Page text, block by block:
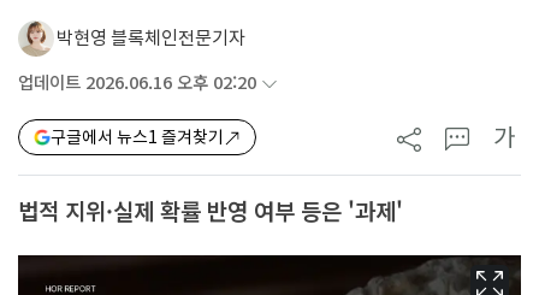
박현영 블록체인전문기자
업데이트 2026.06.16 오후 02:20
구글에서 뉴스1 즐겨찾기 가
법적 지위·실제 확률 반영 여부 등은 '과제'